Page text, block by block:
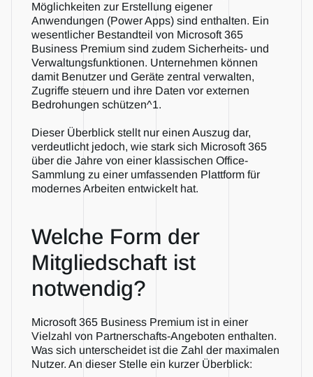
Möglichkeiten zur Erstellung eigener
Anwendungen (Power Apps) sind enthalten. Ein
wesentlicher Bestandteil von Microsoft 365
Business Premium sind zudem Sicherheits- und
Verwaltungsfunktionen. Unternehmen können
damit Benutzer und Geräte zentral verwalten,
Zugriffe steuern und ihre Daten vor externen
Bedrohungen schützen^1.
Dieser Überblick stellt nur einen Auszug dar,
verdeutlicht jedoch, wie stark sich Microsoft 365
über die Jahre von einer klassischen Office-
Sammlung zu einer umfassenden Plattform für
modernes Arbeiten entwickelt hat.
Welche Form der
Mitgliedschaft ist
notwendig?
Microsoft 365 Business Premium ist in einer
Vielzahl von Partnerschafts-Angeboten enthalten.
Was sich unterscheidet ist die Zahl der maximalen
Nutzer. An dieser Stelle ein kurzer Überblick: